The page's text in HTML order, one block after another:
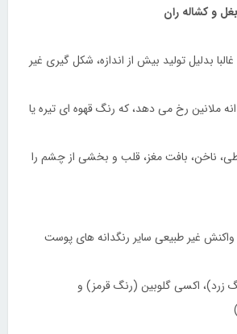
و کشاله ران
بدلیل تولید بیش از اندازه، شکل گیری غیر
ملانین رخ می دهد، که رنگ قهوه ای تیره یا
ناخن، بافت مغز، قلب و بخشی از چشم را
واکنش غیر طبیعی سایر رنگدانه های پوست
زرد)، اکسی گلوبین (رنگ قرمز) و